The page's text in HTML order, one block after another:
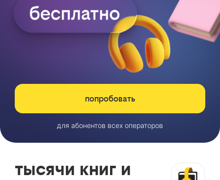
попробовать
для абонентов всех операторов
тысячи книг и